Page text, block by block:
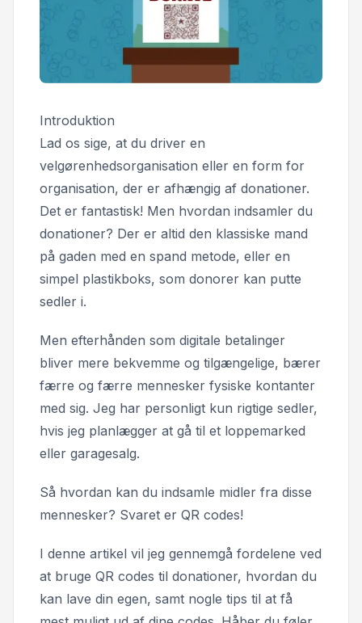
Introduktion
Lad os sige, at du driver en
velgørenhedsorganisation eller en form for
organisation, der er afhængig af donationer.
Det er fantastisk! Men hvordan indsamler du
donationer? Der er altid den klassiske mand
på gaden med en spand metode, eller en
simpel plastikboks, som donorer kan putte
sedler i.
Men efterhånden som digitale betalinger
bliver mere bekvemme og tilgængelige, bærer
færre og færre mennesker fysiske kontanter
med sig. Jeg har personligt kun rigtige sedler,
hvis jeg planlægger at gå til et loppemarked
eller garagesalg.
Så hvordan kan du indsamle midler fra disse
mennesker? Svaret er QR codes!
I denne artikel vil jeg gennemgå fordelene ved
at bruge QR codes til donationer, hvordan du
kan lave din egen, samt nogle tips til at få